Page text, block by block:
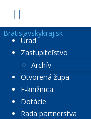
Bratislavskykraj.sk
Úrad
Zastupiteľstvo
Archív
Otvorená župa
E-knižnica
Dotácie
Rada partnerstva